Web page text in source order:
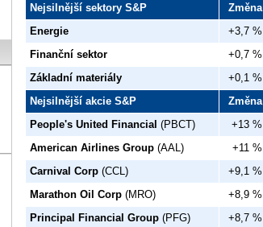
Nejsilnější sektory S&P
Změna
Energie
+3,7 %
Finanční sektor
+0,7 %
Základní materiály
+0,1 %
Nejsilnější akcie S&P
Změna
People's United Financial (PBCT) +13 %
American Airlines Group (AAL) +11 %
Carnival Corp (CCL) +9,1 %
Marathon Oil Corp (MRO) +8,9 %
Principal Financial Group (PFG) +8,7 %